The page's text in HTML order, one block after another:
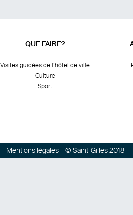
QUE FAIRE?
Visites guidées de l’hôtel de ville
Culture
Sport
Mentions légales– © Saint-Gilles 2018